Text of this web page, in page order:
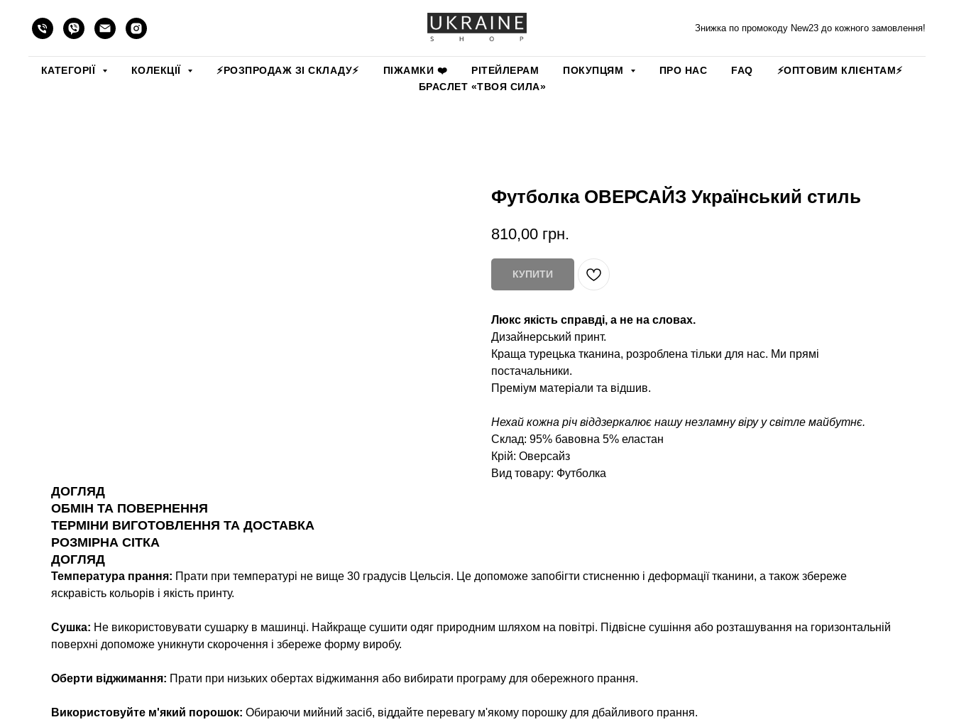
Знижка по промокоду New23 до кожного замовлення!
КАТЕГОРІЇ КОЛЕКЦІЇ ⚡️РОЗПРОДАЖ ЗІ СКЛАДУ⚡️ ПІЖАМКИ ❤️ РІТЕЙЛЕРАМ ПОКУПЦЯМ ПРО НАС FAQ
⚡️ОПТОВИМ КЛІЄНТАМ⚡️
БРАСЛЕТ «ТВОЯ СИЛА»
Футболка ОВЕРСАЙЗ Український стиль
810,00 грн.
КУПИТИ
Люкс якість справді, а не на словах.
Дизайнерський принт.
Краща турецька тканина, розроблена тільки для нас. Ми прямі
постачальники.
Преміум матеріали та відшив.
Нехай кожна річ віддзеркалює нашу незламну віру у світле майбутнє.
Склад: 95% бавовна 5% еластан
Крій: Оверсайз
Вид товару: Футболка
ДОГЛЯД
ОБМІН ТА ПОВЕРНЕННЯ
ТЕРМІНИ ВИГОТОВЛЕННЯ ТА ДОСТАВКА
РОЗМІРНА СІТКА
ДОГЛЯД
Температура прання: Прати при температурі не вище 30 градусів Цельсія. Це допоможе запобігти стисненню і деформації тканини, а також збереже
яскравість кольорів і якість принту.
Сушка: Не використовувати сушарку в машинці. Найкраще сушити одяг природним шляхом на повітрі. Підвісне сушіння або розташування на горизонтальній
поверхні допоможе уникнути скорочення і збереже форму виробу.
Оберти віджимання: Прати при низьких обертах віджимання або вибирати програму для обережного прання.
Використовуйте м'який порошок: Обираючи мийний засіб, віддайте перевагу м'якому порошку для дбайливого прання.